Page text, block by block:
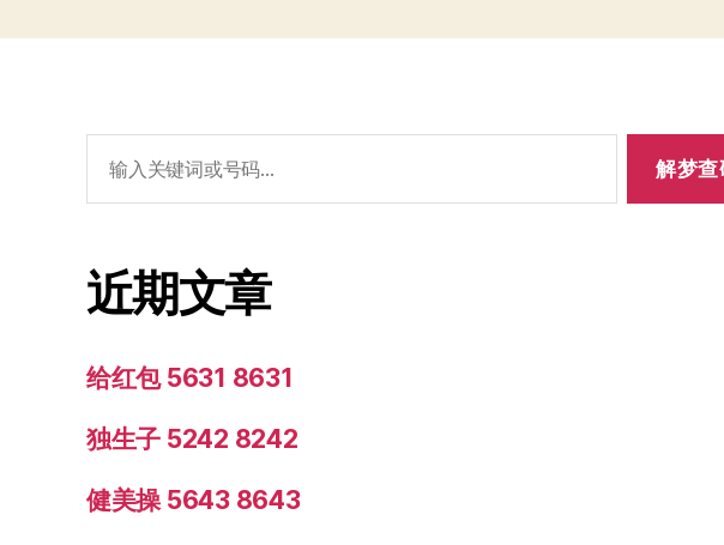
索：
近期文章
给红包 5631 8631
独生子 5242 8242
健美操 5643 8643